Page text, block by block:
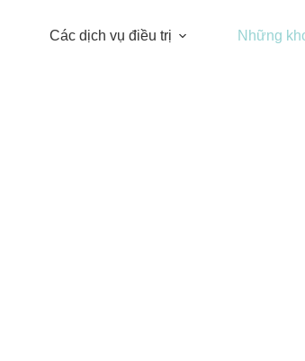
Các dịch vụ điều trị Những